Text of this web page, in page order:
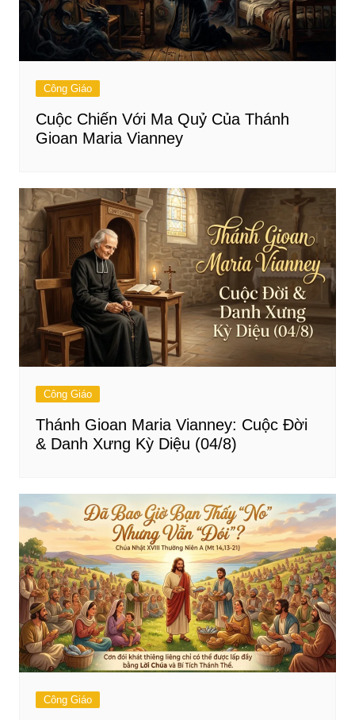
Công Giáo
Cuộc Chiến Với Ma Quỷ Của Thánh
Gioan Maria Vianney
Công Giáo
Thánh Gioan Maria Vianney: Cuộc Đời
& Danh Xưng Kỳ Diệu (04/8)
Công Giáo